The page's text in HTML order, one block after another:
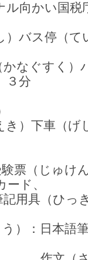
かい国税
ス停（てい
ぐすく）バ
３分
下車（げし
票（じゅけ
ド、
きよ
）：日本語